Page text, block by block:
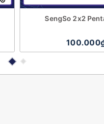
SengSo 2x2